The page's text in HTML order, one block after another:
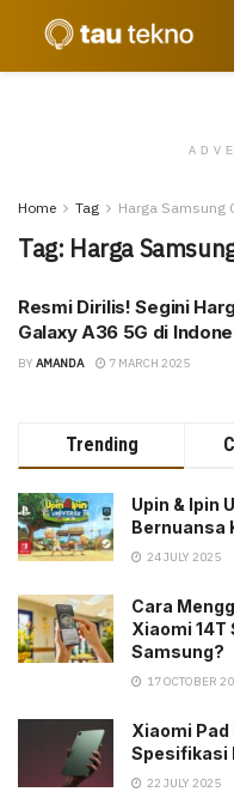
Home Tag Harga Samsung
Tag: Harga
Resmi Dirilis! Segini
Galaxy A36 5G di
BY AMANDA 7 MARCH 2025
Trending
Upin & Ipin
Bernuansa
24 JULY 2025
Cara
Xiaomi 14T
Samsung?
17 OCTOBER
Xiaomi Pad
Spesifikasi
22 JULY 2025